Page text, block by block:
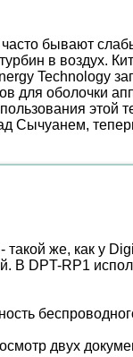
часто бывают
в воздух.
Technology
для оболочки
этой
Сычуанем,
же, как у
В DPT-RP1
двух